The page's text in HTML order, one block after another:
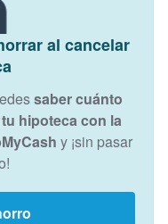
al cancelar
saber cuánto
hipoteca con la
y ¡sin pasar